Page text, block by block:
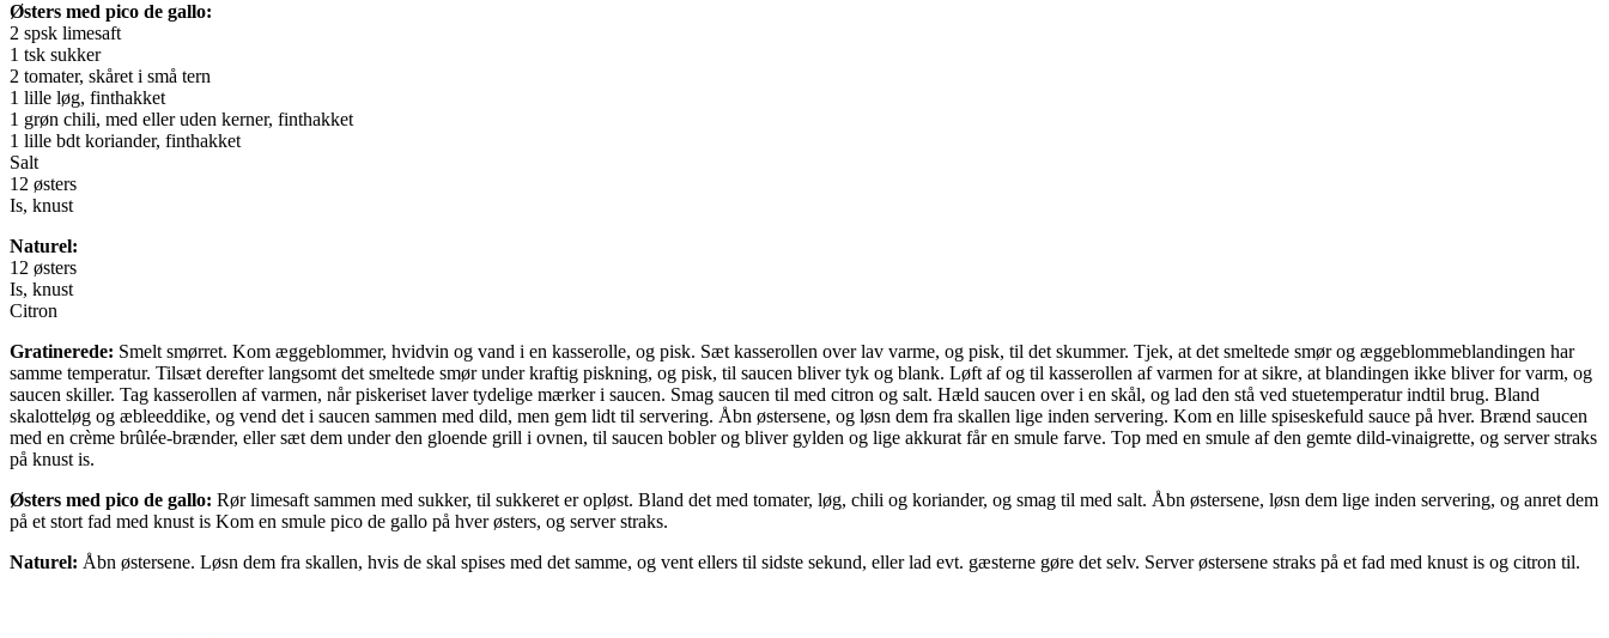
Østers med pico de gallo:
2 spsk limesaft
1 tsk sukker
2 tomater, skåret i små tern
1 lille løg, finthakket
1 grøn chili, med eller uden kerner, finthakket
1 lille bdt koriander, finthakket
Salt
12 østers
Is, knust
Naturel:
12 østers
Is, knust
Citron
Gratinerede: Smelt smørret. Kom æggeblommer, hvidvin og vand i en kasserolle, og pisk. Sæt kasserollen over lav varme, og pisk, til det skummer. Tjek, at det smeltede smør og æggeblommeblandingen har
samme temperatur. Tilsæt derefter langsomt det smeltede smør under kraftig piskning, og pisk, til saucen bliver tyk og blank. Løft af og til kasserollen af varmen for at sikre, at blandingen ikke bliver for varm, og
saucen skiller. Tag kasserollen af varmen, når piskeriset laver tydelige mærker i saucen. Smag saucen til med citron og salt. Hæld saucen over i en skål, og lad den stå ved stuetemperatur indtil brug. Bland
skalotteløg og æbleeddike, og vend det i saucen sammen med dild, men gem lidt til servering. Åbn østersene, og løsn dem fra skallen lige inden servering. Kom en lille spiseskefuld sauce på hver. Brænd saucen
med en crème brûlée-brænder, eller sæt dem under den gloende grill i ovnen, til saucen bobler og bliver gylden og lige akkurat får en smule farve. Top med en smule af den gemte dild-vinaigrette, og server straks
på knust is.
Østers med pico de gallo: Rør limesaft sammen med sukker, til sukkeret er opløst. Bland det med tomater, løg, chili og koriander, og smag til med salt. Åbn østersene, løsn dem lige inden servering, og anret dem
på et stort fad med knust is Kom en smule pico de gallo på hver østers, og server straks.
Naturel: Åbn østersene. Løsn dem fra skallen, hvis de skal spises med det samme, og vent ellers til sidste sekund, eller lad evt. gæsterne gøre det selv. Server østersene straks på et fad med knust is og citron til.